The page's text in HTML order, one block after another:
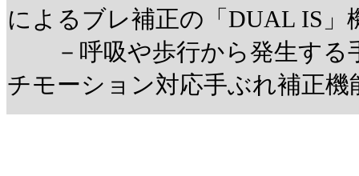
によるブレ補正の「DUAL IS」
－呼吸や歩行から発生する
チモーション対応手ぶれ補正機